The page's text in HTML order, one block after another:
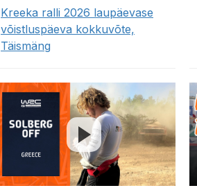
Kreeka ralli 2026 laupäevase
võistluspäeva kokkuvõte,
Täismäng